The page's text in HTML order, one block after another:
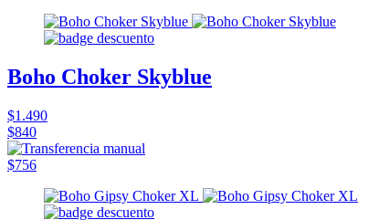
Boho Choker Skyblue
$1.490
$840
$756